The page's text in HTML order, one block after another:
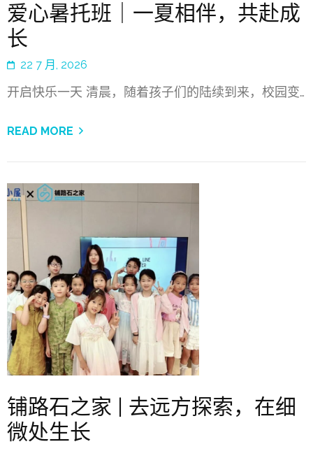
爱心暑托班｜一夏相伴，共赴成
长
22 7 月, 2026
开启快乐一天 清晨，随着孩子们的陆续到来，校园变…
READ MORE
铺路石之家 | 去远方探索，在细
微处生长